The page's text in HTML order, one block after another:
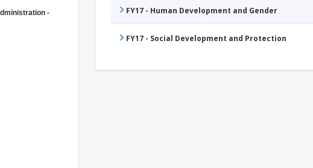
-
FY17 - Human Development and Gender
FY17 - Social Development and Protection